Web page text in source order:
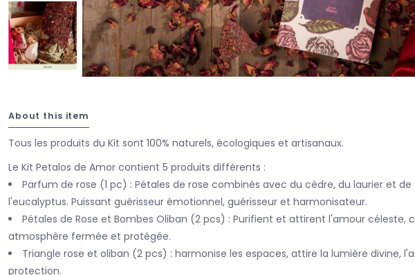
About this item
Tous les produits du Kit sont 100% naturels, écologiques et artisanaux.
Le Kit Petalos de Amor contient 5 produits différents :
Parfum de rose (1 pc) : Pétales de rose combinés avec du cèdre, du laurier et de
l'eucalyptus. Puissant guérisseur émotionnel, guérisseur et harmonisateur.
Pétales de Rose et Bombes Oliban (2 pcs) : Purifient et attirent l'amour céleste,
atmosphère fermée et protégée.
Triangle rose et oliban (2 pcs) : harmonise les espaces, attire la lumière divine,
protection.